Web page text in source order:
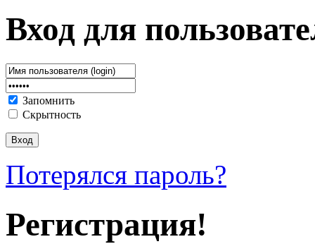
Вход для
Запомнить
Скрытность
Потерялся пароль?
Регистрация!